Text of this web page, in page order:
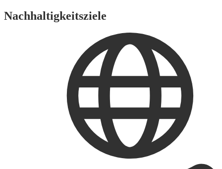
Nachhaltigkeitsziele